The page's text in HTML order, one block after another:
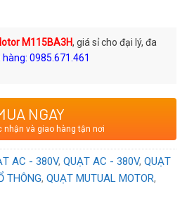
M115BA3H, giá sỉ cho đại lý, đa
hàng: 0985.671.461
Mutual Motor
Quốc
NGAY
nhận và giao hàng tận nơi
AC - 380V, QUẠT AC - 380V, QUẠT
THÔNG, QUẠT MUTUAL MOTOR,